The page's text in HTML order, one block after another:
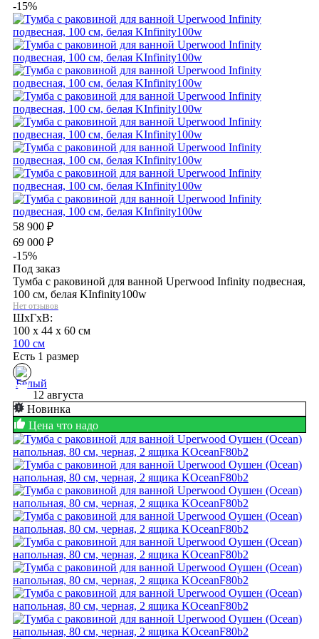
-15%
58 900 ₽
69 000 ₽
-15%
Под заказ
Тумба с раковиной для ванной Uperwood Infinity подвесная,
100 см, белая KInfinity100w
Нет отзывов
ШхГхВ:
100 x 44 x 60 см
100 см
Есть 1 размер
12 августа
Новинка
Цена что надо